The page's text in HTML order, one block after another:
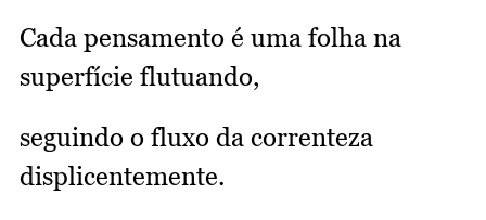
Cada pensamento é uma folha na
superfície flutuando,
seguindo o fluxo da correnteza
displicentemente.